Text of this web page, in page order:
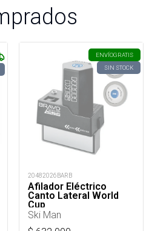
ENVÍOGRATIS
SIN STOCK
20482026BARB
Afilador Eléctrico
Canto Lateral World
Cup
Ski Man